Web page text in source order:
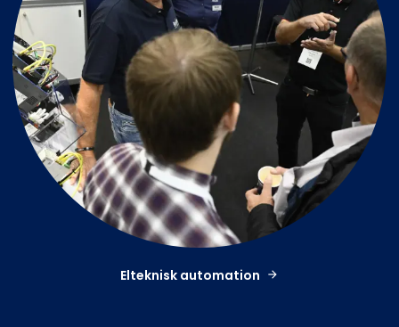
Elteknisk automation